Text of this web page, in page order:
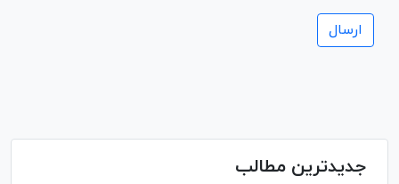
جدیدترین مطالب